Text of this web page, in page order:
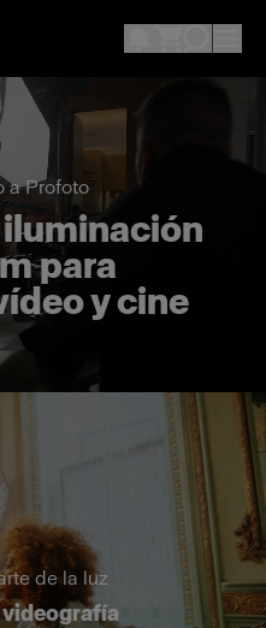
a Profoto
para
y cine
de la luz